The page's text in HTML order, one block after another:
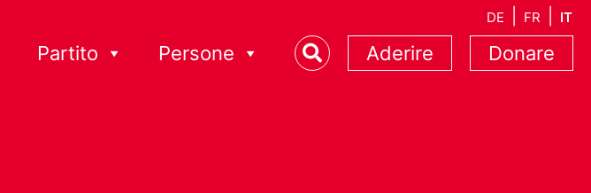
DE FR IT
Partito Persone Aderire Donare